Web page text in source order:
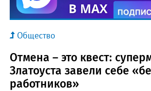
Общество
Отмена – это квест:
Златоуста завели себе
работников»